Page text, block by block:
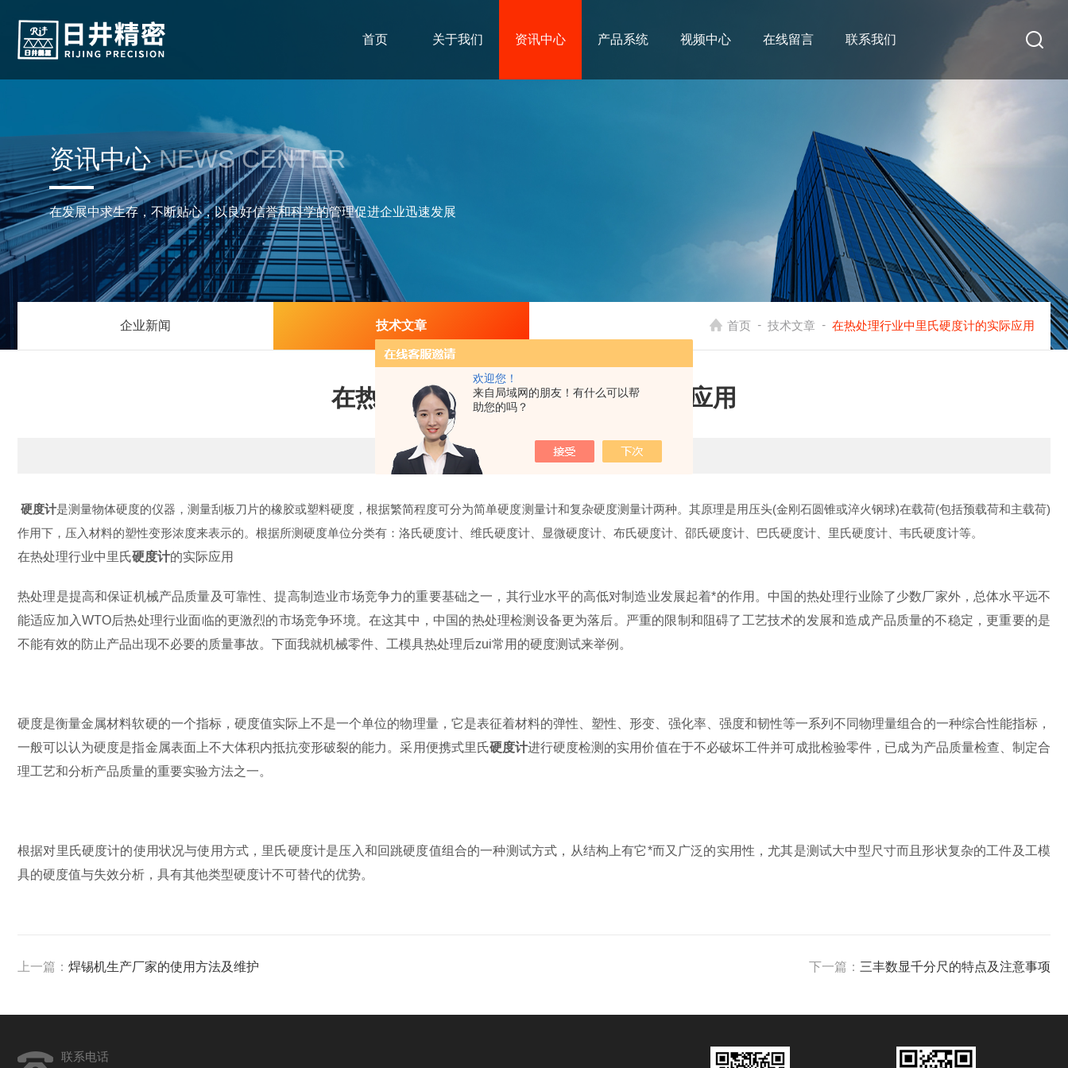
欢迎您！
来自局域网的朋友！有什么可以帮
助您的吗？
首页 关于我们 资讯中心 产品系统 视频中心 在线留言 联系我们
资讯中心 NEWS CENTER
在发展中求生存，不断贴心，以良好信誉和科学的管理促进企业迅速发展
企业新闻 技术文章 首页 - 技术文章 - 在热处理行业中里氏硬度计的实际应用
在热处理行业中里氏硬度计的实际应用
更新时间：2017-05-02 点击次数：3977
硬度计是测量物体硬度的仪器，测量刮板刀片的橡胶或塑料硬度，根据繁简程度可分为简单硬度测量计和复杂硬度测量计两种。其原理是用压头(金刚石圆锥或淬火钢球)在载荷(包括预载荷和主载荷)
作用下，压入材料的塑性变形浓度来表示的。根据所测硬度单位分类有：洛氏硬度计、维氏硬度计、显微硬度计、布氏硬度计、邵氏硬度计、巴氏硬度计、里氏硬度计、韦氏硬度计等。
在热处理行业中里氏硬度计的实际应用
热处理是提高和保证机械产品质量及可靠性、提高制造业市场竞争力的重要基础之一，其行业水平的高低对制造业发展起着*的作用。中国的热处理行业除了少数厂家外，总体水平远不
能适应加入WTO后热处理行业面临的更激烈的市场竞争环境。在这其中，中国的热处理检测设备更为落后。严重的限制和阻碍了工艺技术的发展和造成产品质量的不稳定，更重要的是
不能有效的防止产品出现不必要的质量事故。下面我就机械零件、工模具热处理后zui常用的硬度测试来举例。
硬度是衡量金属材料软硬的一个指标，硬度值实际上不是一个单位的物理量，它是表征着材料的弹性、塑性、形变、强化率、强度和韧性等一系列不同物理量组合的一种综合性能指标，
一般可以认为硬度是指金属表面上不大体积内抵抗变形破裂的能力。采用便携式里氏硬度计进行硬度检测的实用价值在于不必破坏工件并可成批检验零件，已成为产品质量检查、制定合
理工艺和分析产品质量的重要实验方法之一。
根据对里氏硬度计的使用状况与使用方式，里氏硬度计是压入和回跳硬度值组合的一种测试方式，从结构上有它*而又广泛的实用性，尤其是测试大中型尺寸而且形状复杂的工件及工模
具的硬度值与失效分析，具有其他类型硬度计不可替代的优势。
上一篇： 焊锡机生产厂家的使用方法及维护 下一篇： 三丰数显千分尺的特点及注意事项
联系电话